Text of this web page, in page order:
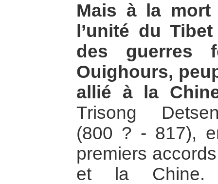
Mais à la mort
l’unité du
des guerres
Ouighours,
allié à la
Trisong
(800 ? - 817),
premiers
et la Chine.